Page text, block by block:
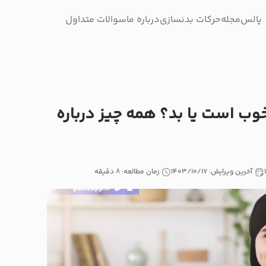
پالسمجلهحرکات بدنسازیدرباره ماسوالات متداول
است یا بد؟ همه چیز درباره
آخرین ویرایش: ۱۴۰۳/۱۰/۱۷ زمان مطالعه: ۸ دقیقه